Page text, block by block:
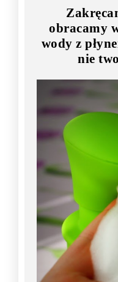
obracamy
wody z
nie